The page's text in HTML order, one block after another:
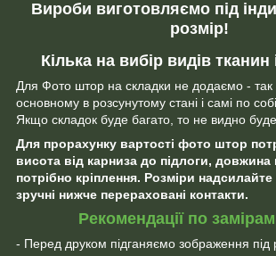
Вироби виготовляємо під
розмір!
Кілька на вибір видів тканин
Для Фото штор на складки не додаємо - так
основному в розсунутому стані і самі по
Якщо складок буде багато, то не видно
Для прорахунку вартості фото штор
висота від карниза до підлоги, довжина
потрібно кріплення. Розміри
зручні нижче перераховані контакти.
Рекомендації по
- Перед друком підганяємо зображення під